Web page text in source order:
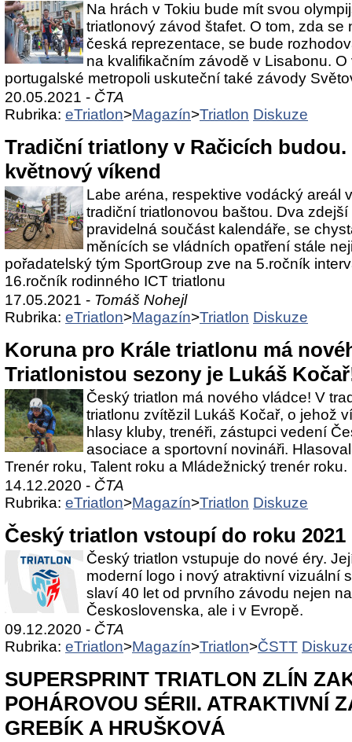
Na hrách v Tokiu bude mít svou
triatlonový závod štafet. O tom, zda se
česká reprezentace, se bude
na kvalifikačním závodě v Lisabonu.
portugalské metropoli uskuteční také závody
20.05.2021 - ČTA
Rubrika: eTriatlon>Magazín>Triatlon Diskuze
Tradiční triatlony v Račicích
květnový víkend
Labe aréna, respektive vodácký areál
tradiční triatlonovou baštou. Dva
pravidelná součást kalendáře, se
měnících se vládních opatření stále
pořadatelský tým SportGroup zve na 5.ročník
16.ročník rodinného ICT triatlonu
17.05.2021 - Tomáš Nohejl
Rubrika: eTriatlon>Magazín>Triatlon Diskuze
Koruna pro Krále triatlonu má
Triatlonistou sezony je Lukáš
Český triatlon má nového vládce! V
triatlonu zvítězil Lukáš Kočař, o jehož
hlasy kluby, trenéři, zástupci vedení
asociace a sportovní novináři.
Trenér roku, Talent roku a Mládežnický trenér roku.
14.12.2020 - ČTA
Rubrika: eTriatlon>Magazín>Triatlon Diskuze
Český triatlon vstoupí do roku
Český triatlon vstupuje do nové éry.
moderní logo i nový atraktivní vizuální
slaví 40 let od prvního závodu nejen
Československa, ale i v Evropě.
09.12.2020 - ČTA
Rubrika: eTriatlon>Magazín>Triatlon>ČSTT
SUPERSPRINT TRIATLON ZLÍN
POHÁROVOU SÉRII. ATRAKTIVNÍ
GREBÍK A HRUŠKOVÁ